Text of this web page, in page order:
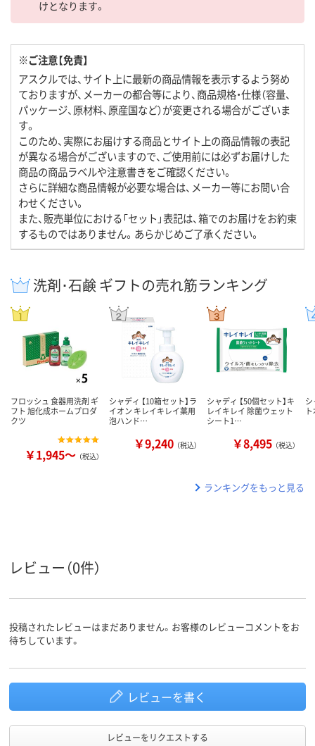
けとなります。
※ご注意【免責】
アスクルでは、サイト上に最新の商品情報を表示するよう努め
ておりますが、メーカーの都合等により、商品規格・仕様（容量、
パッケージ、原材料、原産国など）が変更される場合がございま
す。
このため、実際にお届けする商品とサイト上の商品情報の表記
が異なる場合がございますので、ご使用前には必ずお届けした
商品の商品ラベルや注意書きをご確認ください。
さらに詳細な商品情報が必要な場合は、メーカー等にお問い合
わせください。
また、販売単位における「セット」表記は、箱でのお届けをお約束
するものではありません。あらかじめご了承ください。
洗剤･石鹸 ギフトの売れ筋ランキング
フロッシュ 食器用洗剤 ギ
フト 旭化成ホームプロダ
クツ
￥1,945～ （税込）
シャディ 【10箱セット】ラ
イオン キレイキレイ薬用
泡ハンド…
￥9,240 （税込）
シャディ 【50個セット】キ
レイキレイ 除菌ウェット
シート1…
￥8,495 （税込）
ランキングをもっと見る
レビュー（0件）
投稿されたレビューはまだありません。お客様のレビューコメントをお
待ちしています。
レビューを書く
レビューをリクエストする